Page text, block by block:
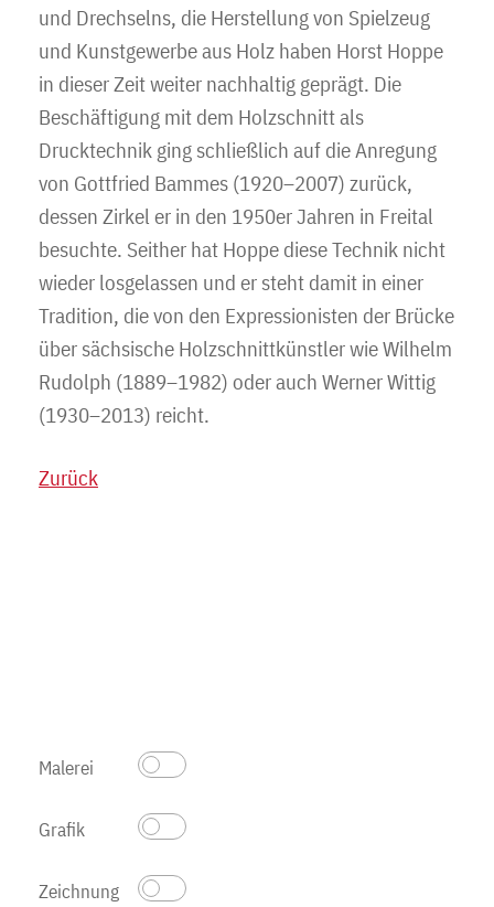
und Drechselns, die Herstellung von Spielzeug
und Kunstgewerbe aus Holz haben Horst Hoppe
in dieser Zeit weiter nachhaltig geprägt. Die
Beschäftigung mit dem Holzschnitt als
Drucktechnik ging schließlich auf die Anregung
von Gottfried Bammes (1920–2007) zurück,
dessen Zirkel er in den 1950er Jahren in Freital
besuchte. Seither hat Hoppe diese Technik nicht
wieder losgelassen und er steht damit in einer
Tradition, die von den Expressionisten der Brücke
über sächsische Holzschnittkünstler wie Wilhelm
Rudolph (1889–1982) oder auch Werner Wittig
(1930–2013) reicht.
Zurück
Malerei
Grafik
Zeichnung